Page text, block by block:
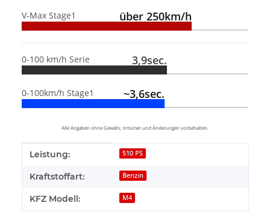
V-Max Stage1 über 250km/h
0-100 km/h Serie 3,9sec.
0-100km/h Stage1 ~3,6sec.
Alle Angaben ohne Gewähr, Irrtümer und Änderungen vorbehalten.
Produkteigenschaft
Wert
Leistung: 510 PS
Kraftstoffart: Benzin
KFZ Modell: M4